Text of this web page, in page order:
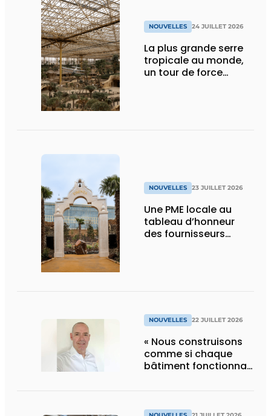
NOUVELLES 24 JUILLET 2026
La plus grande serre
tropicale au monde,
un tour de force
NOUVELLES 23 JUILLET 2026
Une PME locale au
tableau d’honneur
des fournisseurs
NOUVELLES 22 JUILLET 2026
« Nous construisons
comme si chaque
bâtiment fonctionnait